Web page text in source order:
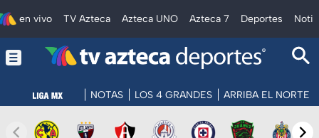
en vivo TV Azteca Azteca UNO Azteca 7 Deportes
NOTAS LOS 4 GRANDES ARRIBA EL NORTE